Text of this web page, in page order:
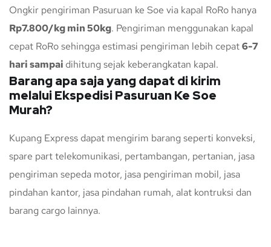
Ongkir pengiriman Pasuruan ke Soe via kapal RoRo hanya
Rp7.800/kg min 50kg. Pengiriman menggunakan kapal
cepat RoRo sehingga estimasi pengiriman lebih cepat6-7
hari sampai dihitung sejak keberangkatan kapal.
Barang apa saja yang dapat di kirim
melalui Ekspedisi Pasuruan Ke Soe
Murah?
Kupang Express dapat mengirim barang seperti konveksi,
spare part telekomunikasi, pertambangan, pertanian, jasa
pengiriman sepeda motor, jasa pengiriman mobil, jasa
pindahan kantor, jasa pindahan rumah, alat kontruksi dan
barang cargo lainnya.